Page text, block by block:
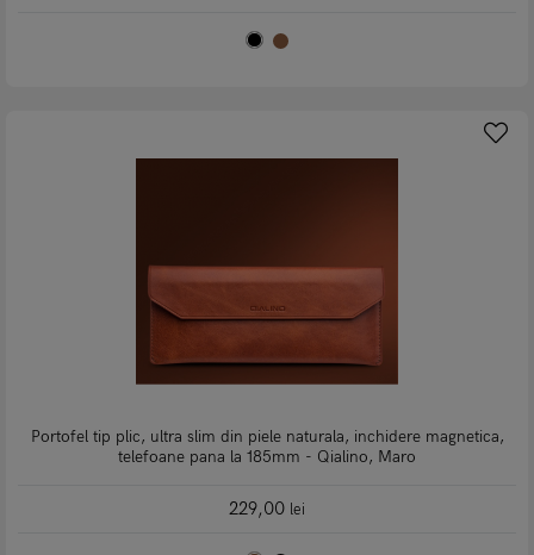
Portofel tip plic, ultra slim din piele naturala, inchidere magnetica,
telefoane pana la 185mm - Qialino, Maro
229,00 lei